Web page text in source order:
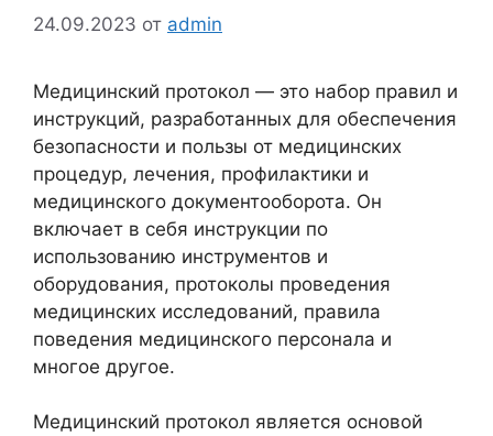
24.09.2023 от admin
Медицинский протокол — это набор правил и
инструкций, разработанных для обеспечения
безопасности и пользы от медицинских
процедур, лечения, профилактики и
медицинского документооборота. Он
включает в себя инструкции по
использованию инструментов и
оборудования, протоколы проведения
медицинских исследований, правила
поведения медицинского персонала и
многое другое.
Медицинский протокол является основой